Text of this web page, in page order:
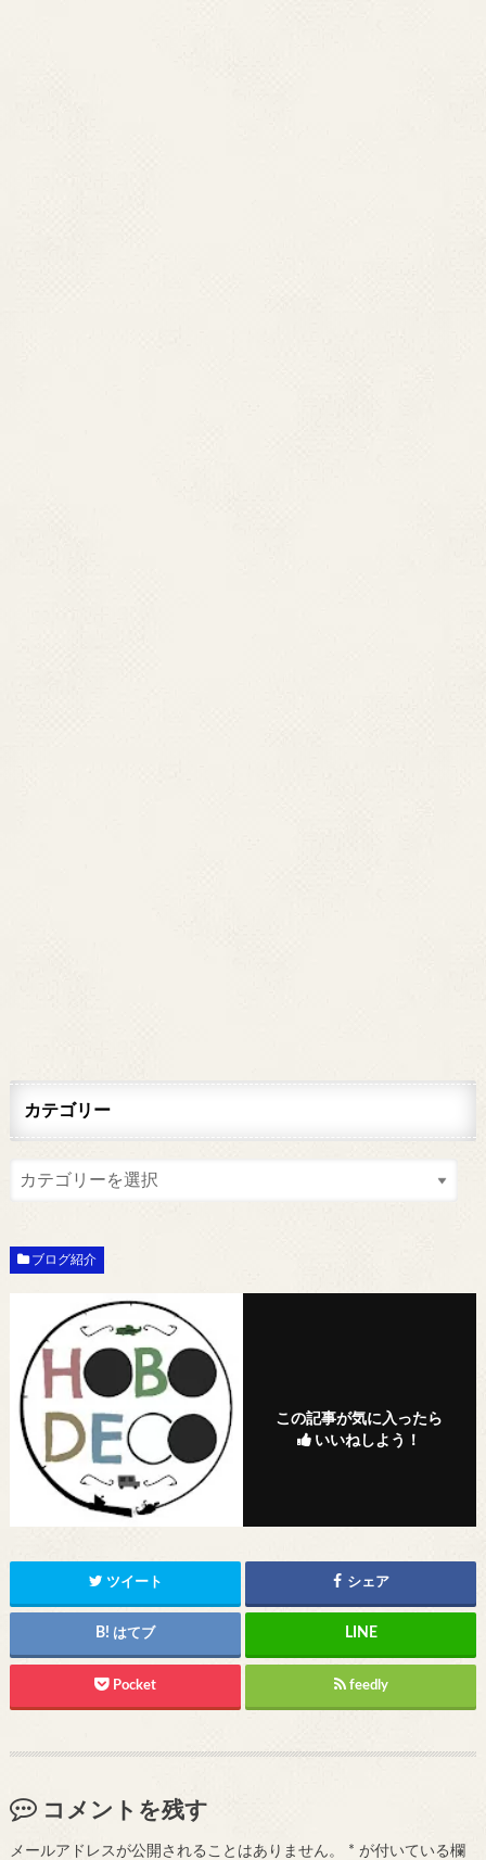
カテゴリー
ブログ紹介
この記事が気に入ったら
いいねしよう！
ツイート シェア
はてブ
Pocket feedly
コメントを残す
メールアドレスが公開されることはありません。 * が付いている欄